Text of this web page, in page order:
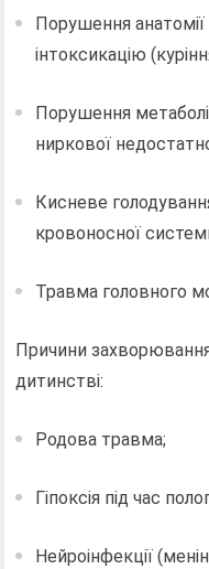
Порушення
інтоксикацію
Порушення
ниркової
Кисневе
кровоносної
Травма головного
Причини
дитинстві:
Родова травма;
Гіпоксія під час
Нейроінфекції